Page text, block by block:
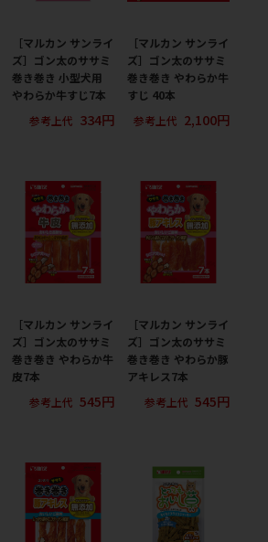
［マルカン サンライ
ズ］ゴン太のササミ
巻き巻き 小型犬用
やわらか牛すじ7本
参考上代 334円
［マルカン サンライ
ズ］ゴン太のササミ
巻き巻き やわらか牛
すじ 40本
参考上代 2,100円
［マルカン サンライ
ズ］ゴン太のササミ
巻き巻き やわらか牛
皮7本
参考上代 545円
［マルカン サンライ
ズ］ゴン太のササミ
巻き巻き やわらか豚
アキレス7本
参考上代 545円